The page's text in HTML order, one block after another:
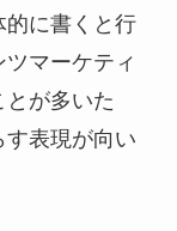
的に書くと行
マーケティ
が多いた
表現が向い